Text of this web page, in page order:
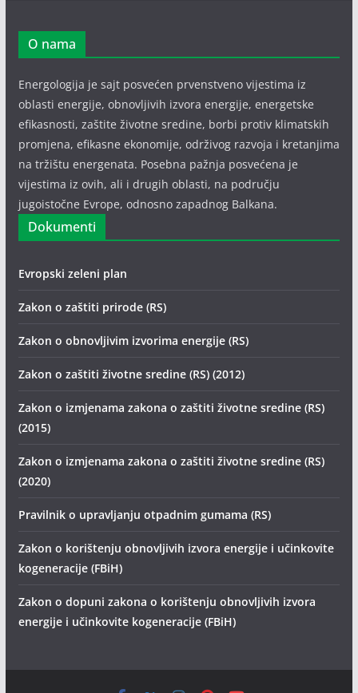
O nama
Energologija je sajt posvećen prvenstveno vijestima iz
oblasti energije, obnovljivih izvora energije, energetske
efikasnosti, zaštite životne sredine, borbi protiv klimatskih
promjena, efikasne ekonomije, održivog razvoja i kretanjima
na tržištu energenata. Posebna pažnja posvećena je
vijestima iz ovih, ali i drugih oblasti, na području
jugoistočne Evrope, odnosno zapadnog Balkana.
Dokumenti
Evropski zeleni plan
Zakon o zaštiti prirode (RS)
Zakon o obnovljivim izvorima energije (RS)
Zakon o zaštiti životne sredine (RS) (2012)
Zakon o izmjenama zakona o zaštiti životne sredine (RS)
(2015)
Zakon o izmjenama zakona o zaštiti životne sredine (RS)
(2020)
Pravilnik o upravljanju otpadnim gumama (RS)
Zakon o korištenju obnovljivih izvora energije i učinkovite
kogeneracije (FBiH)
Zakon o dopuni zakona o korištenju obnovljivih izvora
energije i učinkovite kogeneracije (FBiH)